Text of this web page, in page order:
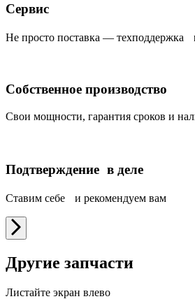
Сервис
Не просто поставка — техподдержка
Собственное производство
Свои мощности, гарантия сроков и
Подтверждение в деле
Ставим себе и рекомендуем вам
Другие запчасти
Листайте экран влево